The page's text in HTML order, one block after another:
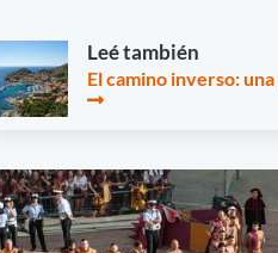
Leé también
El camino inverso: